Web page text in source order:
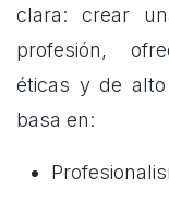
clara: crear
profesión,
éticas y de
basa en: